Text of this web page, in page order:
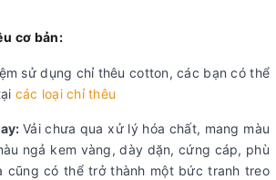
cơ bản:
sử dụng chỉ thêu cotton, các bạn có thể
các loại chỉ thêu
Vải chưa qua xử lý hóa chất, mang màu
ngả kem vàng, dày dặn, cứng cáp, phù
cũng có thể trở thành một bức tranh treo